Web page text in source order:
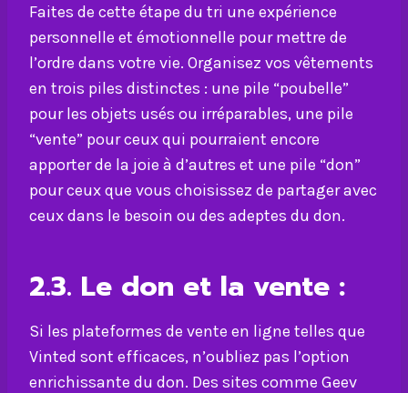
Faites de cette étape du tri une expérience
personnelle et émotionnelle pour mettre de
l’ordre dans votre vie. Organisez vos vêtements
en trois piles distinctes : une pile “poubelle”
pour les objets usés ou irréparables, une pile
“vente” pour ceux qui pourraient encore
apporter de la joie à d’autres et une pile “don”
pour ceux que vous choisissez de partager avec
ceux dans le besoin ou des adeptes du don.
2.3. Le don et la vente :
Si les plateformes de vente en ligne telles que
Vinted sont efficaces, n’oubliez pas l’option
enrichissante du don. Des sites comme Geev